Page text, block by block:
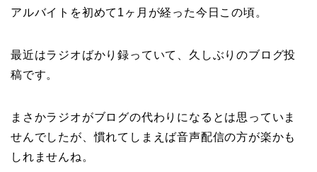
アルバイトを初めて1ヶ月が経った今日この頃。
最近はラジオばかり録っていて、久しぶりのブログ投
稿です。
まさかラジオがブログの代わりになるとは思っていま
せんでしたが、慣れてしまえば音声配信の方が楽かも
しれませんね。